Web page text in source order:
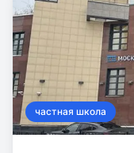
частная школа